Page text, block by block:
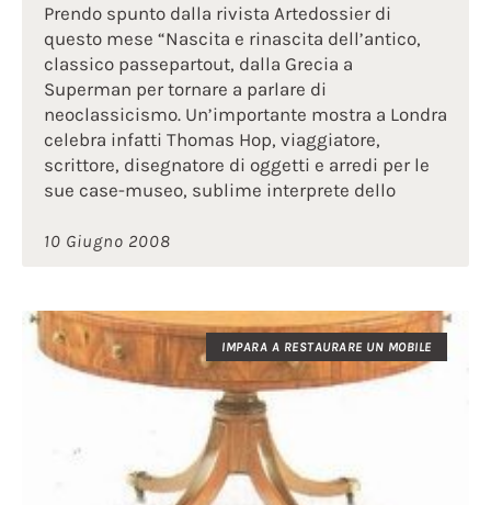
Prendo spunto dalla rivista Artedossier di
questo mese “Nascita e rinascita dell’antico,
classico passepartout, dalla Grecia a
Superman per tornare a parlare di
neoclassicismo. Un’importante mostra a Londra
celebra infatti Thomas Hop, viaggiatore,
scrittore, disegnatore di oggetti e arredi per le
sue case-museo, sublime interprete dello
10 Giugno 2008
IMPARA A RESTAURARE UN MOBILE